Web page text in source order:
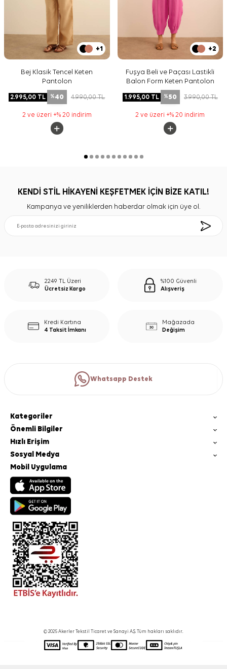
+1
Bej Klasik Tencel Keten
Pantolon
2.995,00 TL %40 4.990,00TL
2 ve üzeri +% 20 indirim
+2
Fuşya Beli ve Paçası Lastikli
Balon Form Keten Pantolon
1.995,00TL %50 3.990,00TL
2 ve üzeri +% 20 indirim
KENDİ STİL HİKAYENİ KEŞFETMEK İÇİN BİZE KATIL!
Kampanya ve yeniliklerden haberdar olmak için üye ol.
2249 TL Üzeri
Ücretsiz Kargo
%100 Güvenli
Alışveriş
Kredi Kartına
4 Taksit İmkanı
Mağazada
Değişim
Whatsapp Destek
Kategoriler
Önemli Bilgiler
Hızlı Erişim
Sosyal Medya
Mobil Uygulama
© 2025 Akerler Tekstil Ticaret ve Sanayi A.Ş. Tüm hakları saklıdır.